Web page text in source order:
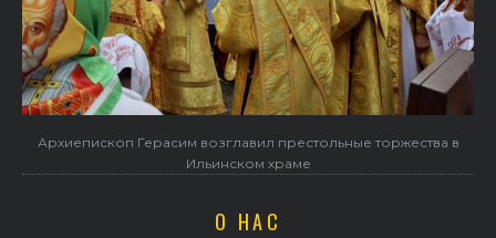
Архиепископ Герасим возглавил престольные торжества в
Ильинском храме
О НАС